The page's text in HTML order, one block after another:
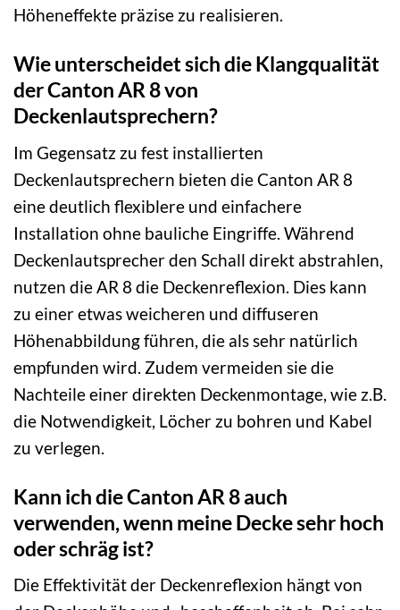
Höheneffekte präzise zu realisieren.
Wie unterscheidet sich die Klangqualität
der Canton AR 8 von
Deckenlautsprechern?
Im Gegensatz zu fest installierten
Deckenlautsprechern bieten die Canton AR 8
eine deutlich flexiblere und einfachere
Installation ohne bauliche Eingriffe. Während
Deckenlautsprecher den Schall direkt abstrahlen,
nutzen die AR 8 die Deckenreflexion. Dies kann
zu einer etwas weicheren und diffuseren
Höhenabbildung führen, die als sehr natürlich
empfunden wird. Zudem vermeiden sie die
Nachteile einer direkten Deckenmontage, wie z.B.
die Notwendigkeit, Löcher zu bohren und Kabel
zu verlegen.
Kann ich die Canton AR 8 auch
verwenden, wenn meine Decke sehr hoch
oder schräg ist?
Die Effektivität der Deckenreflexion hängt von